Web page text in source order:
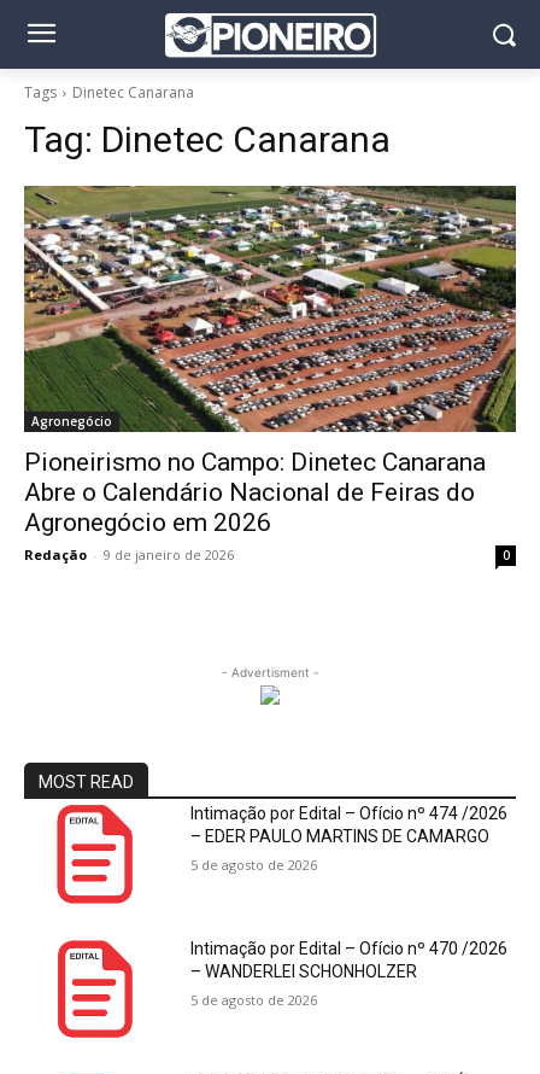
Tags Dinetec Canarana
Tag: Dinetec Canarana
Agronegócio
Pioneirismo no Campo: Dinetec Canarana
Abre o Calendário Nacional de Feiras do
Agronegócio em 2026
Redação - 9 de janeiro de 2026 0
- Advertisment -
MOST READ
Intimação por Edital – Ofício nº 474 /2026
– EDER PAULO MARTINS DE CAMARGO
5 de agosto de 2026
Intimação por Edital – Ofício nº 470 /2026
– WANDERLEI SCHONHOLZER
5 de agosto de 2026